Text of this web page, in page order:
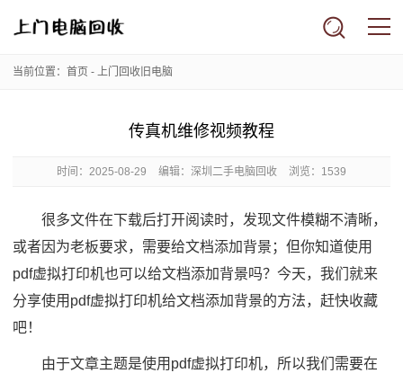
当前位置： 首页 - 上门回收旧电脑
传真机维修视频教程
时间： 2025-08-29 编辑：深圳二手电脑回收 浏览：1539
很多文件在下载后打开阅读时，发现文件模糊不清晰，
或者因为老板要求，需要给文档添加背景；但你知道使用
pdf虚拟打印机也可以给文档添加背景吗？今天，我们就来
分享使用pdf虚拟打印机给文档添加背景的方法，赶快收藏
吧！
由于文章主题是使用pdf虚拟打印机，所以我们需要在